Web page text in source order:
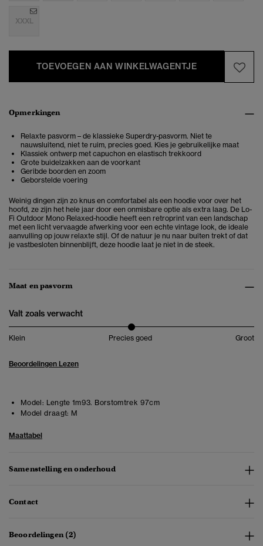
XXXL
TOEVOEGEN AAN WINKELWAGENTJE
Opmerkingen
Relaxte pasvorm – de klassieke Superdry-pasvorm. Niet te
nauwsluitend, niet te ruim, precies goed. Kies je gebruikelijke maat
Klassiek ontwerp met capuchon en elastisch trekkoord
Grote buidelzakken aan de voorkant
Geribde boorden en zoom
Geborstelde voering
Weinig dingen zijn zo knus en comfortabel als een hoodie voor over het
hoofd, ze zijn het hele jaar door een onmisbare optie als extra laag. De Lo-
Fi Outdoor Mono Relaxed-hoodie heeft een retroprint van een landschap
met een licht vervaagde afwerking voor een echte vintage look, de ideale
aanvulling op jouw relaxte stijl. Of de natuur je nu naar buiten trekt of dat
je vastbesloten binnenblijft, deze hoodie laat je niet in de steek.
Maat en pasvorm
Valt zoals verwacht
Klein Precies goed Groot
Beoordelingen Lezen
Model: Lengte 1m93. Borstomtrek 97cm
Model draagt: M
Maattabel
Samenstelling en onderhoud
Contact
Beoordelingen (2)